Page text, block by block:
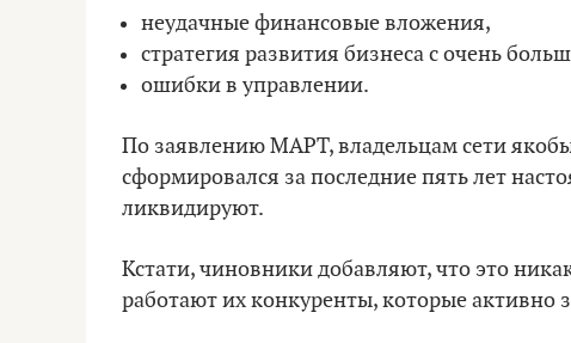
неудачные финансовые вложения,
стратегия развития бизнеса с очень
ошибки в управлении.
По заявлению МАРТ, владельцам сети
сформировался за последние пять лет
ликвидируют.
Кстати, чиновники добавляют, что это
работают их конкуренты, которые активно